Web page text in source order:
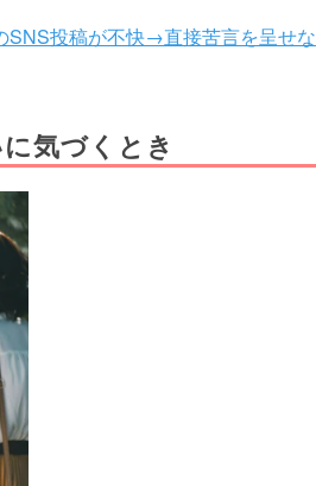
SNS投稿が不快→直接苦言を呈せな
気づくとき